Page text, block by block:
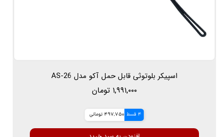
اسپیکر بلوتوثی قابل حمل آکو مدل AS-26
۱,۹۹۱,۰۰۰ تومان
4 قسط 497,750 تومانی